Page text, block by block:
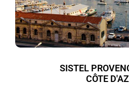
SISTEL
CÔTE